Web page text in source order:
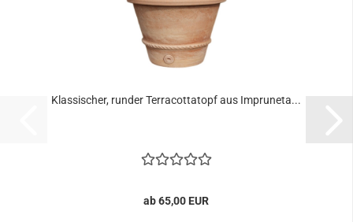
Klassischer, runder Terracottatopf aus Impruneta...
ab 65,00 EUR